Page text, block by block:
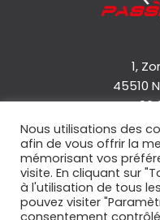
1,
45510
06
Qui
Nous utilisations des
afin de vous offrir la
mémorisant vos
visite. En cliquant sur
à l'utilisation de tous
pouvez visiter
consentement